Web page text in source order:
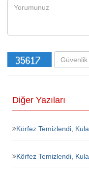
Diğer Yazıları
Körfez Temizlendi,
Körfez Temizlendi,